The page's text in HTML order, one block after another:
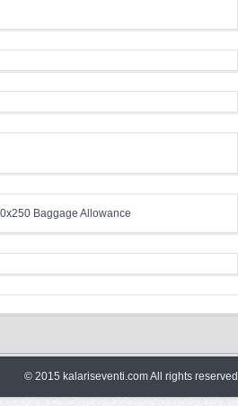
© 2015 kalariseventi.com All rights reserved